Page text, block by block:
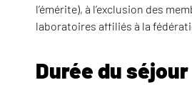
l’émérite), à l’exclusion des
laboratoires affiliés à la
Durée du séjour